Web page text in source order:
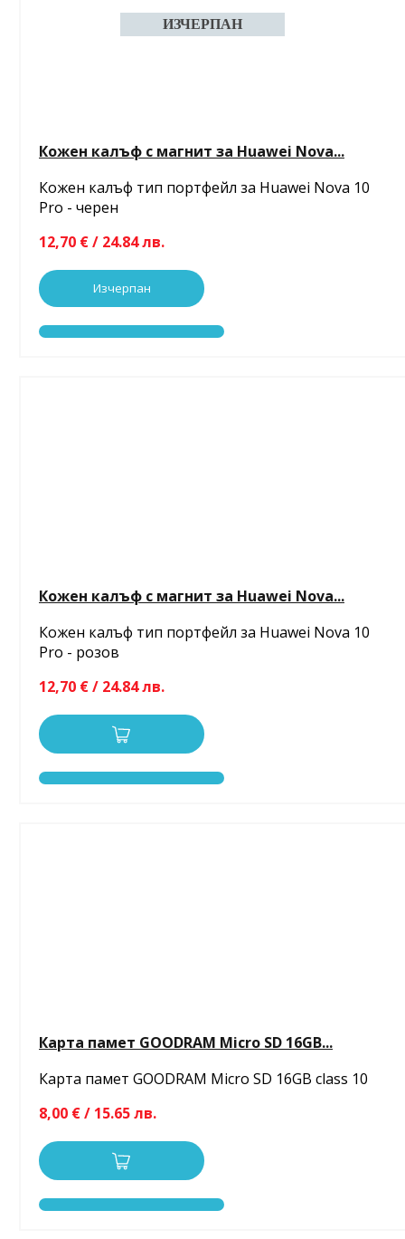
Кожен калъф с магнит за Huawei Nova...
Кожен калъф тип портфейл за Huawei Nova 10
Pro - черен
12,70 € / 24.84 лв.
Изчерпан
Кожен калъф с магнит за Huawei Nova...
Кожен калъф тип портфейл за Huawei Nova 10
Pro - розов
12,70 € / 24.84 лв.
Карта памет GOODRAM Micro SD 16GB...
Карта памет GOODRAM Micro SD 16GB class 10
8,00 € / 15.65 лв.